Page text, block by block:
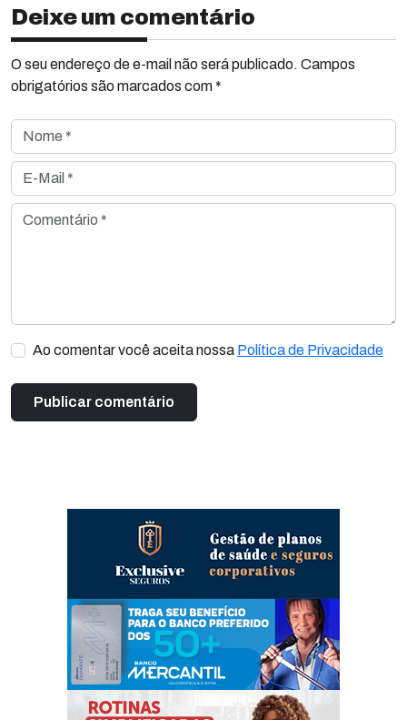
Deixe um comentário
O seu endereço de e-mail não será publicado. Campos
obrigatórios são marcados com *
Nome *
E-Mail *
Comentário *
Ao comentar você aceita nossa Política de Privacidade